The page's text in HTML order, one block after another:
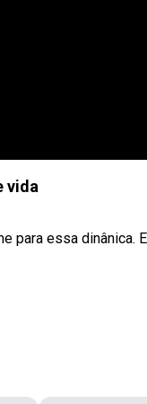
vida
para essa dinânica.